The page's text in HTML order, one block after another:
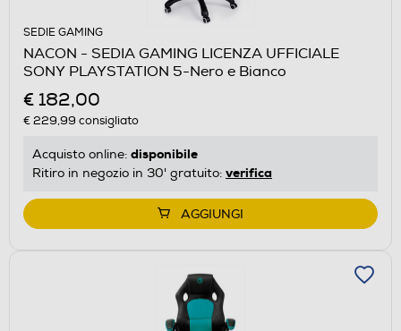
SEDIE GAMING
NACON - SEDIA GAMING LICENZA UFFICIALE
SONY PLAYSTATION 5-Nero e Bianco
€ 182,00
€ 229,99 consigliato
Acquisto online: disponibile
Ritiro in negozio in 30' gratuito: verifica
AGGIUNGI